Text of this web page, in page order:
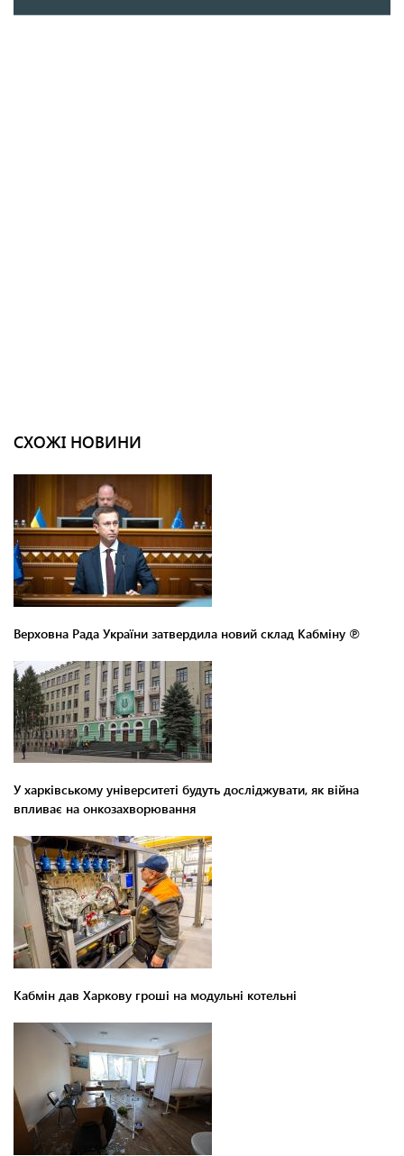
СХОЖІ НОВИНИ
Верховна Рада України затвердила новий склад Кабміну ℗
У харківському університеті будуть досліджувати, як війна
впливає на онкозахворювання
Кабмін дав Харкову гроші на модульні котельні